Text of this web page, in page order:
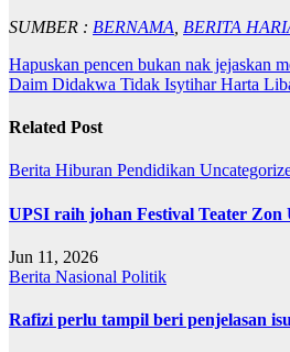
SUMBER : BERNAMA BERITA
Post
navigation
Hapuskan pencen bukan nak jejaskan
Daim Didakwa Tidak Isytihar Harta
Related Post
Berita Hiburan Pendidikan
UPSI raih johan Festival Teater Zon
Jun 11, 2026
Berita Nasional Politik
Rafizi perlu tampil beri penjelasan